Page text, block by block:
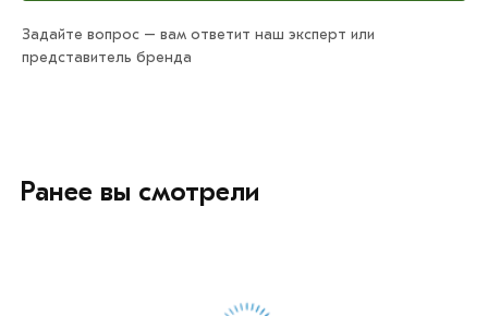
Задайте вопрос – вам ответит наш эксперт или
представитель бренда
Ранее вы смотрели